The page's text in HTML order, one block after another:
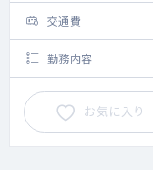
交通費
勤務内容
お気に入り